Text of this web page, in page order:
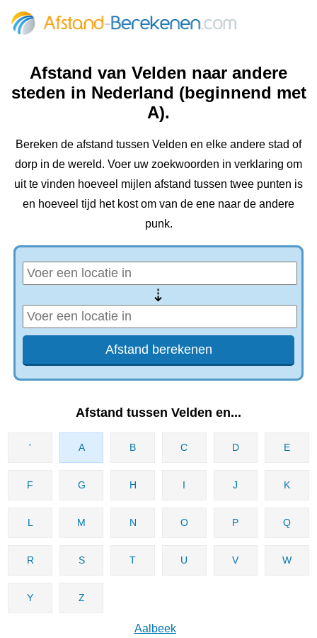
Afstand van Velden naar andere
steden in Nederland (beginnend met
A).
Bereken de afstand tussen Velden en elke andere stad of
dorp in de wereld. Voer uw zoekwoorden in verklaring om
uit te vinden hoeveel mijlen afstand tussen twee punten is
en hoeveel tijd het kost om van de ene naar de andere
punk.
⇢
Afstand tussen Velden en...
' A B C D E
F G H I J K
L M N O P Q
R S T U V W
Y Z
Aalbeek